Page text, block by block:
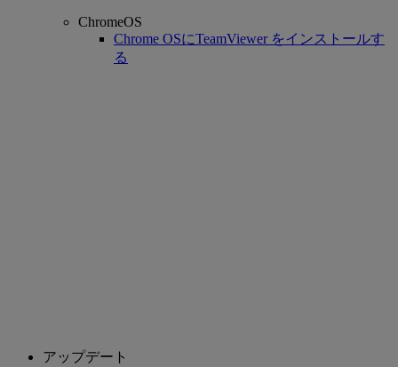
ChromeOS
Chrome OSにTeamViewer をインストールす
る
アップデート